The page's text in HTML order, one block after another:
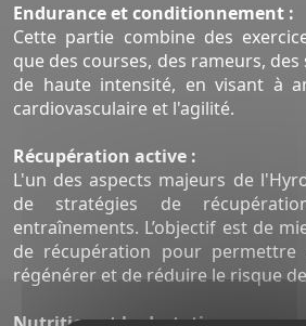
Endurance et conditionnement :
Cette partie combine des
que des courses, des rameurs,
de haute intensité, en visant à
cardiovasculaire et l'agilité.
Récupération active :
L'un des aspects majeurs de
de stratégies de
entraînements. L’objectif est de
de récupération pour permettre
régénérer et de réduire le risque